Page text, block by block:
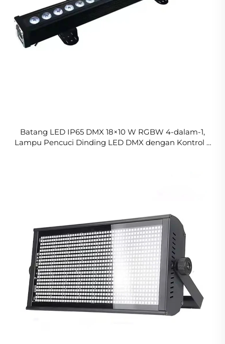
Batang LED IP65 DMX 18×10 W RGBW 4-dalam-1,
Lampu Pencuci Dinding LED DMX dengan Kontrol 6